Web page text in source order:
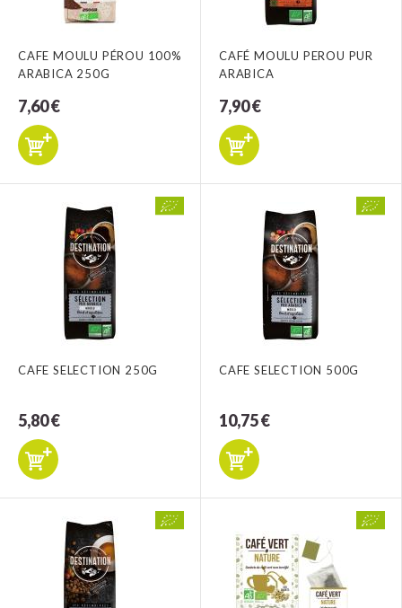
CAFE MOULU PÉROU 100%
ARABICA 250G
7,60 €
CAFÉ MOULU PEROU PUR
ARABICA
7,90 €
CAFE SELECTION 250G
5,80 €
CAFE SELECTION 500G
10,75 €